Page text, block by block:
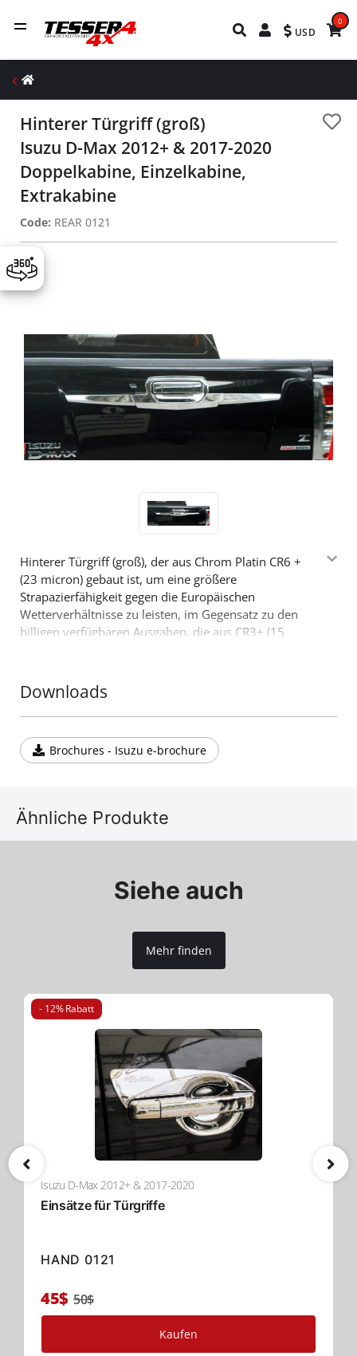
USD
0
Hinterer Türgriff (groß)
Isuzu D-Max 2012+ & 2017-2020
Doppelkabine, Einzelkabine,
Extrakabine
Code: REAR 0121
Hinterer Türgriff (groß), der aus Chrom Platin CR6 +
(23 micron) gebaut ist, um eine größere
Strapazierfähigkeit gegen die Europäischen
Wetterverhältnisse zu leisten, im Gegensatz zu den
billigen verfügbaren Ausgaben, die aus CR3+ (15
Tessera4x4 ergänzt.
Downloads
Brochures - Isuzu e-brochure
Ähnliche Produkte
Siehe auch
Mehr finden
- 12% Rabatt
Isuzu D-Max 2012+ & 2017-2020
Einsätze für Türgriffe
HAND 0121
45$ 50$
Kaufen